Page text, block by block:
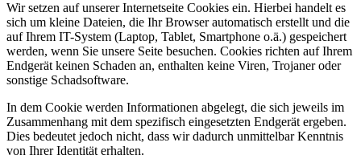
Wir setzen auf unserer Internetseite Cookies ein. Hierbei handelt es
sich um kleine Dateien, die Ihr Browser automatisch erstellt und die
auf Ihrem IT-System (Laptop, Tablet, Smartphone o.ä.) gespeichert
werden, wenn Sie unsere Seite besuchen. Cookies richten auf Ihrem
Endgerät keinen Schaden an, enthalten keine Viren, Trojaner oder
sonstige Schadsoftware.
In dem Cookie werden Informationen abgelegt, die sich jeweils im
Zusammenhang mit dem spezifisch eingesetzten Endgerät ergeben.
Dies bedeutet jedoch nicht, dass wir dadurch unmittelbar Kenntnis
von Ihrer Identität erhalten.